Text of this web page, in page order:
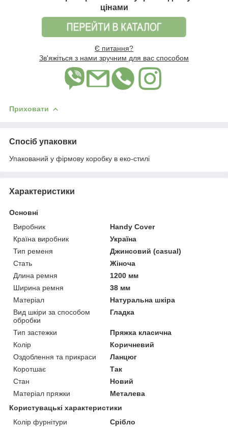
цінами
Є питання?
Зв'яжіться з нами зручним для вас способом
Приховати
Спосіб упаковки
Упакований у фірмову коробку в еко-стилі
Характеристики
Основні
Виробник
Handy Cover
Країна виробник
Україна
Тип ременя
Джинсовий (casual)
Стать
Жіноча
Длина ремня
1200 мм
Ширина ремня
38 мм
Матеріал
Натуральна шкіра
Вид шкіри за способом
обробки
Гладка
Тип застежки
Пряжка класична
Колір
Коричневий
Оздоблення та прикраси
Ланцюг
Коротшає
Так
Стан
Новий
Матеріал пряжки
Металева
Користувацькi характеристики
Колір фурнітури
Срібло